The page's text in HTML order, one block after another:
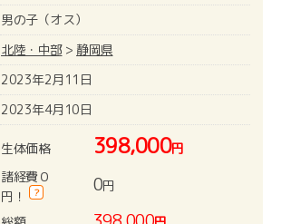
男の子（オス）
北陸・中部> 静岡県
2023年2月11日
2023年4月10日
生体価格 398,000円
諸経費０
円！
? 0円